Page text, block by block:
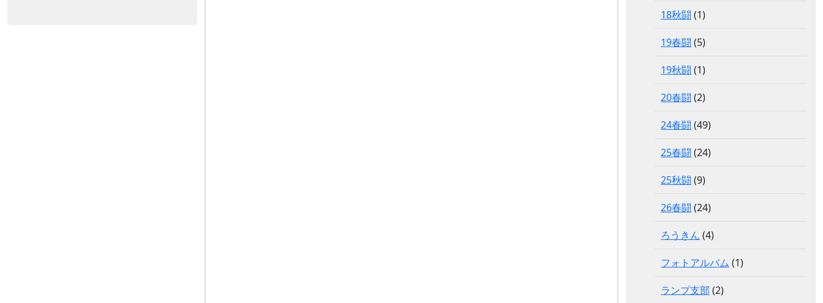
18秋闘 (1)
19春闘 (5)
19秋闘 (1)
20春闘 (2)
24春闘 (49)
25春闘 (24)
25秋闘 (9)
26春闘 (24)
ろうきん (4)
フォトアルバム (1)
ランプ支部 (2)